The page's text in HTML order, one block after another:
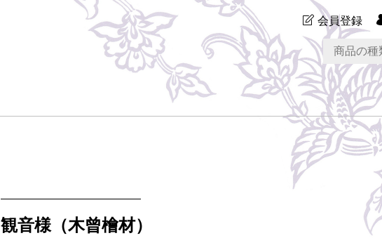
会員登録
観音様（木曾檜材）